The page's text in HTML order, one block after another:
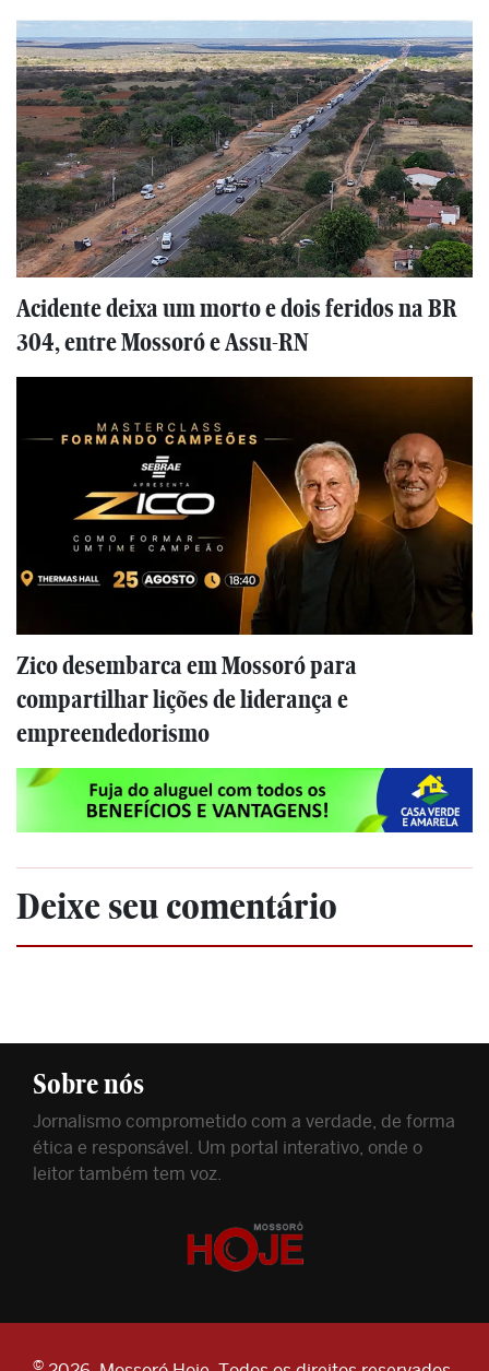
Acidente deixa um morto e dois feridos na BR
304, entre Mossoró e Assu-RN
Zico desembarca em Mossoró para
compartilhar lições de liderança e
empreendedorismo
Deixe seu comentário
Sobre nós
Jornalismo comprometido com a verdade, de forma
ética e responsável. Um portal interativo, onde o
leitor também tem voz.
©